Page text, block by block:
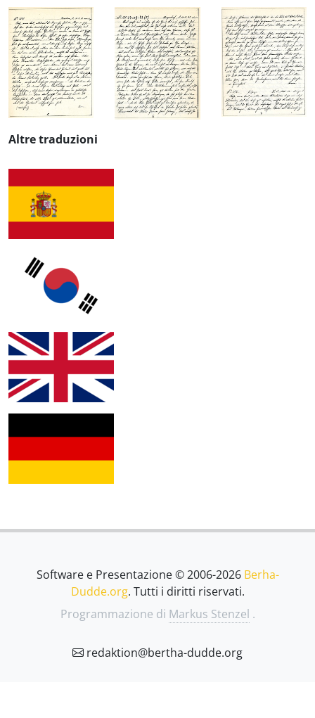
Altre traduzioni
Software e Presentazione © 2006-2026 Berha-
Dudde.org. Tutti i diritti riservati.
Programmazione di Markus Stenzel .
redaktion@bertha-dudde.org